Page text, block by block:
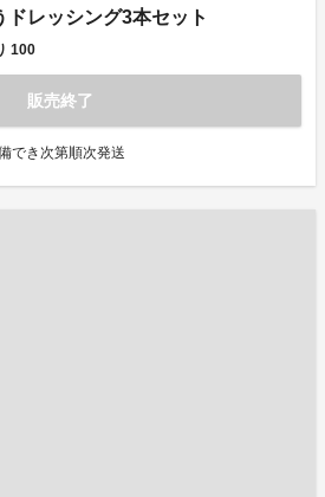
ドレッシング3本セット
100
販売終了
でき次第順次発送